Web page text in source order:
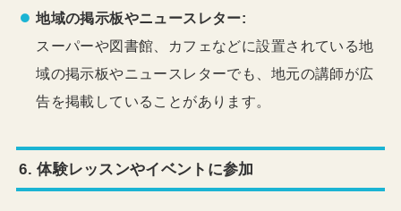
地域の掲示板やニュースレター:
スーパーや図書館、カフェなどに設置されている地
域の掲示板やニュースレターでも、地元の講師が広
告を掲載していることがあります。
6.体験レッスンやイベントに参加